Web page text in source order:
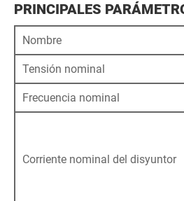
PRINCIPALES
Nombre
Tensión nominal
Frecuencia nominal
Corriente nominal del disyuntor